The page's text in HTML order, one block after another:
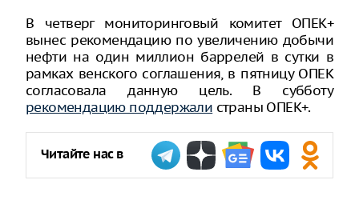
В четверг мониторинговый комитет ОПЕК+
вынес рекомендацию по увеличению добычи
нефти на один миллион баррелей в сутки в
рамках венского соглашения, в пятницу ОПЕК
согласовала данную цель. В субботу
рекомендацию поддержали страны ОПЕК+.
Читайте нас в